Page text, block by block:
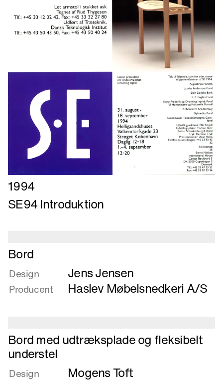
Læs
mere
om
1994
SE94 Introduktion
Læs
mere
om
Bord
Bord
Design Jens Jensen
Producent Haslev Møbelsnedkeri A/S
Læs
mere
om
Bord
Bord med udtræksplade og fleksibelt
understel
Design Mogens Toft